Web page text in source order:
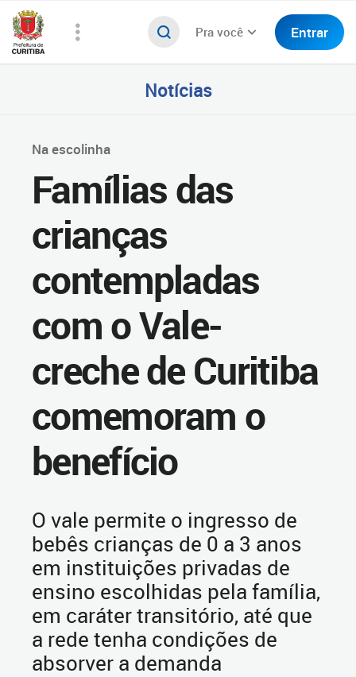
Pra você Entrar
Notícias
Na escolinha
Famílias das
crianças
contempladas
com o Vale-
creche de Curitiba
comemoram o
benefício
O vale permite o ingresso de
bebês crianças de 0 a 3 anos
em instituições privadas de
ensino escolhidas pela família,
em caráter transitório, até que
a rede tenha condições de
absorver a demanda